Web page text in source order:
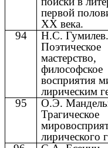
первой
XX века.
94
Н.С. Гумилев.
Поэтическое
мастерство,
философское
восприятия
лирическим
95
О.Э.
Трагическое
лирического